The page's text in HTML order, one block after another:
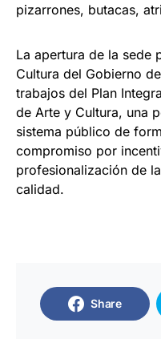
pizarrones, butacas,
La apertura de la sede
Cultura del Gobierno
trabajos del Plan
de Arte y Cultura, una
sistema público de
compromiso por
profesionalización de
calidad.
Share